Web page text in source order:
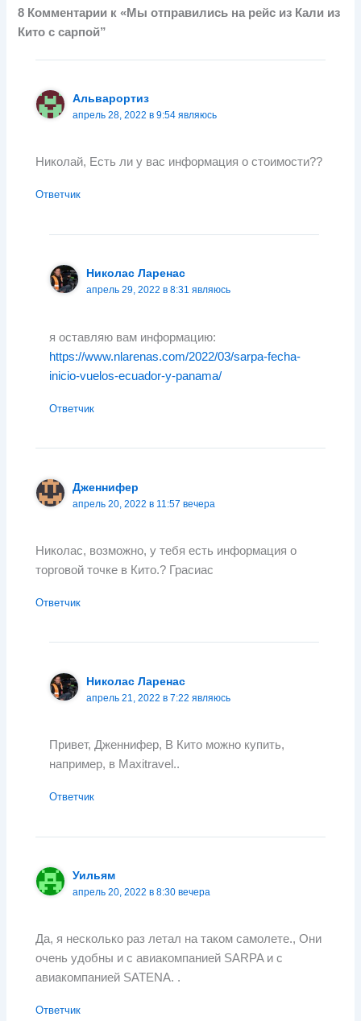
8 Комментарии к «Мы ​​отправились на рейс из Кали из
Кито с сарпой”
Альварортиз
апрель 28, 2022 в 9:54 являюсь
Николай, Есть ли у вас информация о стоимости??
Ответчик
Николас Ларенас
апрель 29, 2022 в 8:31 являюсь
я оставляю вам информацию:
https://www.nlarenas.com/2022/03/sarpa-fecha-
inicio-vuelos-ecuador-y-panama/
Ответчик
Дженнифер
апрель 20, 2022 в 11:57 вечера
Николас, возможно, у тебя есть информация о
торговой точке в Кито.? Грасиас
Ответчик
Николас Ларенас
апрель 21, 2022 в 7:22 являюсь
Привет, Дженнифер, В Кито можно купить,
например, в Maxitravel..
Ответчик
Уильям
апрель 20, 2022 в 8:30 вечера
Да, я несколько раз летал на таком самолете., Они
очень удобны и с авиакомпанией SARPA и с
авиакомпанией SATENA. .
Ответчик